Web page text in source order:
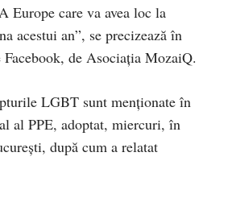
Europe care va avea loc la
acestui an”, se precizează în
de Asociația MozaiQ.
LGBT sunt menționate în
al PPE, adoptat, miercuri, în
după cum a relatat